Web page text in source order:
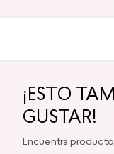
¡ESTO
GUSTAR!
Encuentra